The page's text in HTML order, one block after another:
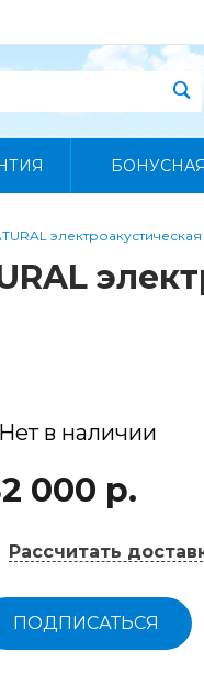
электроакустическая
Нет в наличии
000 р.
Рассчитать
ПОДПИСАТЬСЯ